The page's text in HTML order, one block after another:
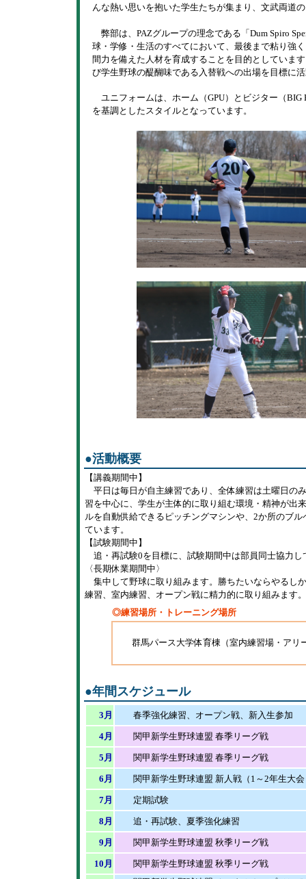
んな熱い思いを抱いた学生たちが集まり、文武両道
弊部は、PAZグループの理念である「Dum Spiro
球・学修・生活のすべてにおいて、最後まで粘り強
間力を備えた人材を育成することを目的としていま
び学生野球の醍醐味である入替戦への出場を目標に
ユニフォームは、ホーム（GPU）とビジター（
を基調としたスタイルとなっています。
●活動概要
【講義期間中】
平日は毎日が自主練習であり、全体練習は土曜日の
習を中心に、学生が主体的に取り組む環境・精神が出
ルを自動供給できるピッチングマシンや、2か所のブ
ています。
【試験期間中】
追・再試験0を目標に、試験期間中は部員同士協力し
〈長期休業期間中〉
集中して野球に取り組みます。勝ちたいならやるし
練習、室内練習、オープン戦に精力的に取り組みます。
◎練習場所・トレーニング場所
群馬パース大学体育棟（室内練習場・アリ
●年間スケジュール
3月 春季強化練習、オープン戦、新入生参加
4月 関甲新学生野球連盟 春季リーグ戦
5月 関甲新学生野球連盟 春季リーグ戦
6月 関甲新学生野球連盟 新人戦（1～2年生大会
7月 定期試験
8月 追・再試験、夏季強化練習
9月 関甲新学生野球連盟 秋季リーグ戦
10月 関甲新学生野球連盟 秋季リーグ戦